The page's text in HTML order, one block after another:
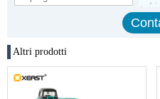
Altri prodotti